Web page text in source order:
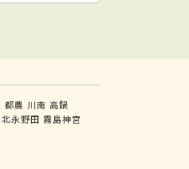
都農 川南 高鍋
北永野田 霧島神宮